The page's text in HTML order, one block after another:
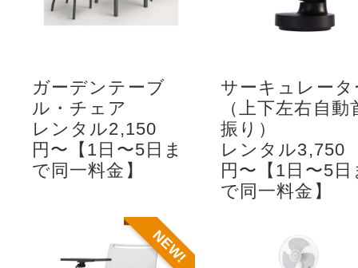
ガーデンテーブ
ル・チェア
レンタル2,150
円〜【1日〜5日ま
で同一料金】
サーキュレータ
（上下左右自動
振り）
レンタル3,750
円〜【1日〜5日
で同一料金】
NEW!